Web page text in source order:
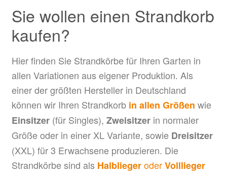
Sie wollen einen Strandkorb
kaufen?
Hier finden Sie Strandkörbe für Ihren Garten in
allen Variationen aus eigener Produktion. Als
einer der größten Hersteller in Deutschland
können wir Ihren Strandkorb in allen Größen wie
Einsitzer(für Singles), Zweisitzerin normaler
Größe oder in einer XL Variante, sowie Dreisitzer
(XXL) für 3 Erwachsene produzieren. Die
Strandkörbe sind als HalbliegeroderVolllieger